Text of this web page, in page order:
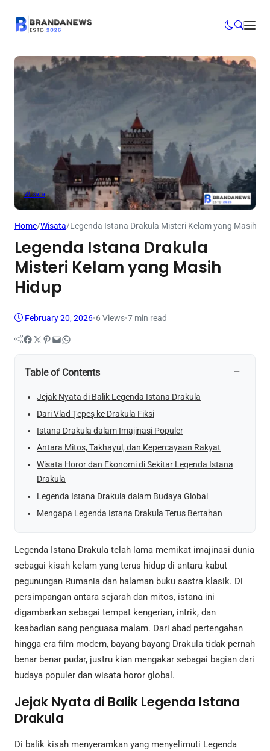
Wisata
Home/Wisata/Legenda Istana Drakula Misteri Kelam yang Masih
Legenda Istana Drakula
Misteri Kelam yang Masih
Hidup
February 20, 2026•6Views•7 min read
Facebook Twitter Pinterest Mail WhatsApp
Table of Contents −
Jejak Nyata di Balik Legenda Istana Drakula
Dari Vlad Țepeș ke Drakula Fiksi
Istana Drakula dalam Imajinasi Populer
Antara Mitos, Takhayul, dan Kepercayaan Rakyat
Wisata Horor dan Ekonomi di Sekitar Legenda Istana
Drakula
Legenda Istana Drakula dalam Budaya Global
Mengapa Legenda Istana Drakula Terus Bertahan
Legenda Istana Drakula telah lama memikat imajinasi dunia
sebagai kisah kelam yang terus hidup di antara kabut
pegunungan Rumania dan halaman buku sastra klasik. Di
persimpangan antara sejarah dan mitos, istana ini
digambarkan sebagai tempat kengerian, intrik, dan
keabadian sang penguasa malam. Dari abad pertengahan
hingga era film modern, bayang bayang Drakula tidak pernah
benar benar pudar, justru kian mengakar sebagai bagian dari
budaya populer dan wisata horor global.
Jejak Nyata di Balik Legenda Istana
Drakula
Di balik kisah menyeramkan yang menyelimuti Legenda